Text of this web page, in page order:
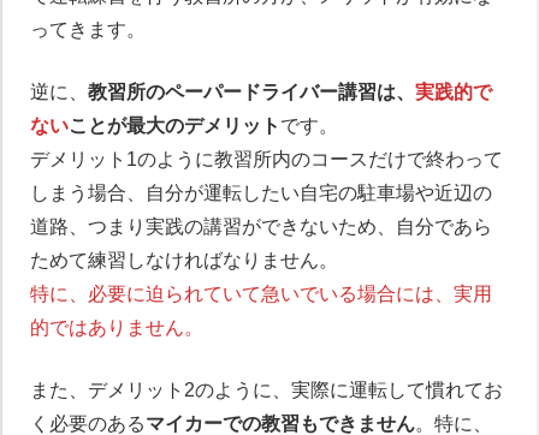
ってきます。
逆に、 教習所のペーパードライバー講習は、 実践的で
ないことが最大のデメリット です。
デメリット1のように教習所内のコースだけで終わって
しまう場合、自分が運転したい自宅の駐車場や近辺の
道路、つまり実践の講習ができないため、自分であら
ためて練習しなければなりません。
特に、必要に迫られていて急いでいる場合には、実用
的ではありません。
また、デメリット2のように、実際に運転して慣れてお
く必要のあるマイカーでの教習もできません。特に、